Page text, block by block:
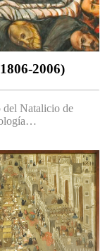
2006)
del Natalicio de